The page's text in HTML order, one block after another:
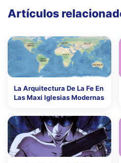
Artículos
La Arquitectura De La Fe En
Las Maxi Iglesias Modernas